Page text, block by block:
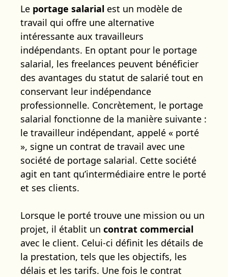
Le portage salarial est un modèle de
travail qui offre une alternative
intéressante aux travailleurs
indépendants. En optant pour le portage
salarial, les freelances peuvent bénéficier
des avantages du statut de salarié tout en
conservant leur indépendance
professionnelle. Concrètement, le portage
salarial fonctionne de la manière suivante :
le travailleur indépendant, appelé « porté
», signe un contrat de travail avec une
société de portage salarial. Cette société
agit en tant qu’intermédiaire entre le porté
et ses clients.
Lorsque le porté trouve une mission ou un
projet, il établit un contrat commercial
avec le client. Celui-ci définit les détails de
la prestation, tels que les objectifs, les
délais et les tarifs. Une fois le contrat